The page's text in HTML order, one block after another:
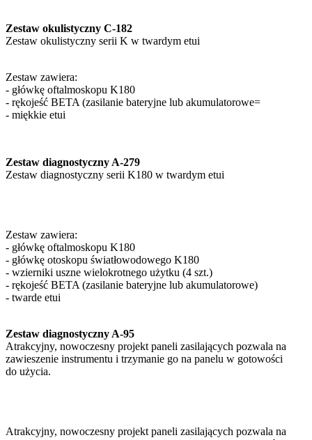
Zestaw okulistyczny C-182
Zestaw okulistyczny serii K w twardym etui
Zestaw zawiera:
- główkę oftalmoskopu K180
- rękojeść BETA (zasilanie bateryjne lub akumulatorowe=
- miękkie etui
Zestaw diagnostyczny A-279
Zestaw diagnostyczny serii K180 w twardym etui
Zestaw zawiera:
- główkę oftalmoskopu K180
- główkę otoskopu światłowodowego K180
- wzierniki uszne wielokrotnego użytku (4 szt.)
- rękojeść BETA (zasilanie bateryjne lub akumulatorowe)
- twarde etui
Zestaw diagnostyczny A-95
Atrakcyjny, nowoczesny projekt paneli zasilających pozwala na
zawieszenie instrumentu i trzymanie go na panelu w gotowości
do użycia.
Atrakcyjny, nowoczesny projekt paneli zasilających pozwala na